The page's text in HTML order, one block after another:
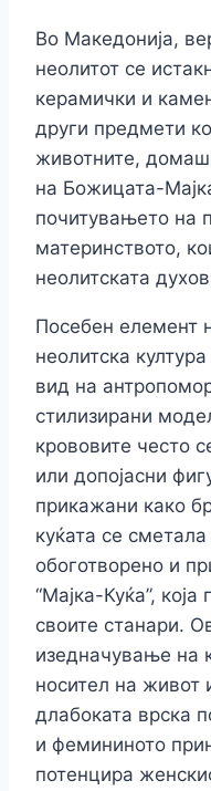
Во Македонија,
неолитот се
керамички и
други предмети
животните,
на Божицата-
почитувањето на
материнството,
неолитската
Посебен елемент
неолитска
вид на
стилизирани
крововите често
или допојасни
прикажани како
куќата се
обоготворено и
“Мајка-Куќа”,
своите станари.
изедначување на
носител на живот
длабоката врска
и фемининото
потенцира